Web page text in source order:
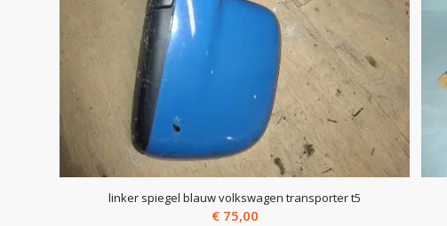
linker spiegel blauw volkswagen transporter t5
€75,00